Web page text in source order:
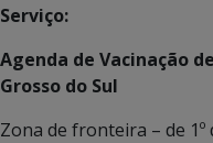
Serviço:
Agenda de Vacinação
Grosso do Sul
Zona de fronteira – de 1º